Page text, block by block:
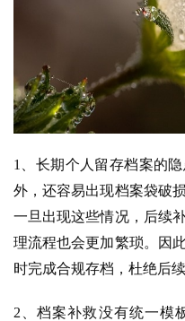
1、长期个人留存档案的
外，还容易出现档案袋破
一旦出现这些情况，后续
理流程也会更加繁琐。因
时完成合规存档，杜绝后续
2、档案补救没有统一模